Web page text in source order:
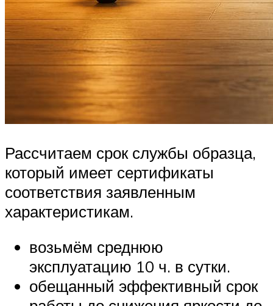
Рассчитаем срок службы образца,
который имеет сертификаты
соответствия заявленным
характеристикам.
возьмём среднюю
эксплуатацию 10 ч. в сутки.
обещанный эффективный срок